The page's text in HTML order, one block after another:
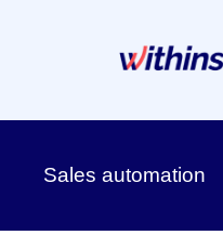
Sales automation